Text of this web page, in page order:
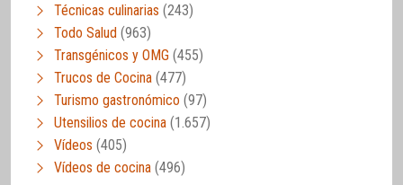
Técnicas culinarias (243)
Todo Salud (963)
Transgénicos y OMG (455)
Trucos de Cocina (477)
Turismo gastronómico (97)
Utensilios de cocina (1.657)
Vídeos (405)
Vídeos de cocina (496)